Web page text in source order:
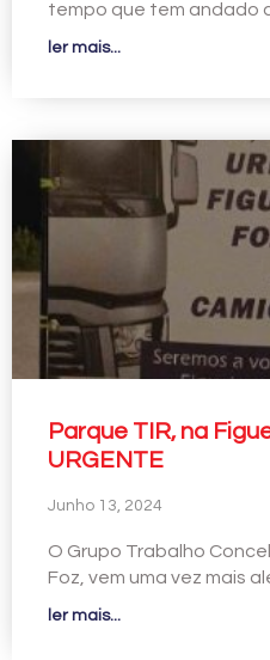
tempo que tem andado
ler mais...
Parque TIR, na
URGENTE
Junho 13, 2024
O Grupo Trabalho
Foz, vem uma vez mais
ler mais...